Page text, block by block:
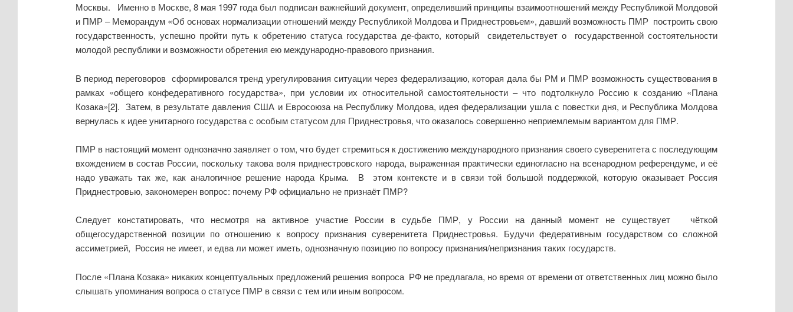
Москвы. Именно в Москве, 8 мая 1997 года был подписан важнейший документ, определивший принципы взаимоотношений между Республикой Молдовой
и ПМР – Меморандум «Об основах нормализации отношений между Республикой Молдова и Приднестровьем», давший возможность ПМР построить свою
государственность, успешно пройти путь к обретению статуса государства де-факто, который свидетельствует о государственной состоятельности
молодой республики и возможности обретения ею международно-правового признания.
В период переговоров сформировался тренд урегулирования ситуации через федерализацию, которая дала бы РМ и ПМР возможность существования в
рамках «общего конфедеративного государства», при условии их относительной самостоятельности – что подтолкнуло Россию к созданию «Плана
Козака»[2]. Затем, в результате давления США и Евросоюза на Республику Молдова, идея федерализации ушла с повестки дня, и Республика Молдова
вернулась к идее унитарного государства с особым статусом для Приднестровья, что оказалось совершенно неприемлемым вариантом для ПМР.
ПМР в настоящий момент однозначно заявляет о том, что будет стремиться к достижению международного признания своего суверенитета с последующим
вхождением в состав России, поскольку такова воля приднестровского народа, выраженная практически единогласно на всенародном референдуме, и её
надо уважать так же, как аналогичное решение народа Крыма. В этом контексте и в связи той большой поддержкой, которую оказывает Россия
Приднестровью, закономерен вопрос: почему РФ официально не признаёт ПМР?
Следует констатировать, что несмотря на активное участие России в судьбе ПМР, у России на данный момент не существует чёткой
общегосударственной позиции по отношению к вопросу признания суверенитета Приднестровья. Будучи федеративным государством со сложной
ассиметрией, Россия не имеет, и едва ли может иметь, однозначную позицию по вопросу признания/непризнания таких государств.
После «Плана Козака» никаких концептуальных предложений решения вопроса РФ не предлагала, но время от времени от ответственных лиц можно было
слышать упоминания вопроса о статусе ПМР в связи с тем или иным вопросом.